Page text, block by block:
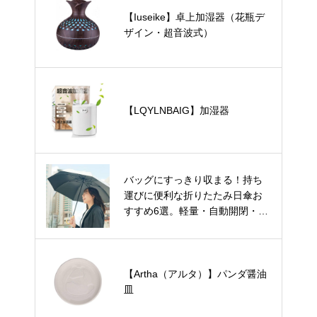
【Iuseike】卓上加湿器（花瓶デ
ザイン・超音波式）
【LQYLNBAIG】加湿器
バッグにすっきり収まる！持ち
運びに便利な折りたたみ日傘お
すすめ6選。軽量・自動開閉・お
【Artha（アルタ）】パンダ醤油
皿